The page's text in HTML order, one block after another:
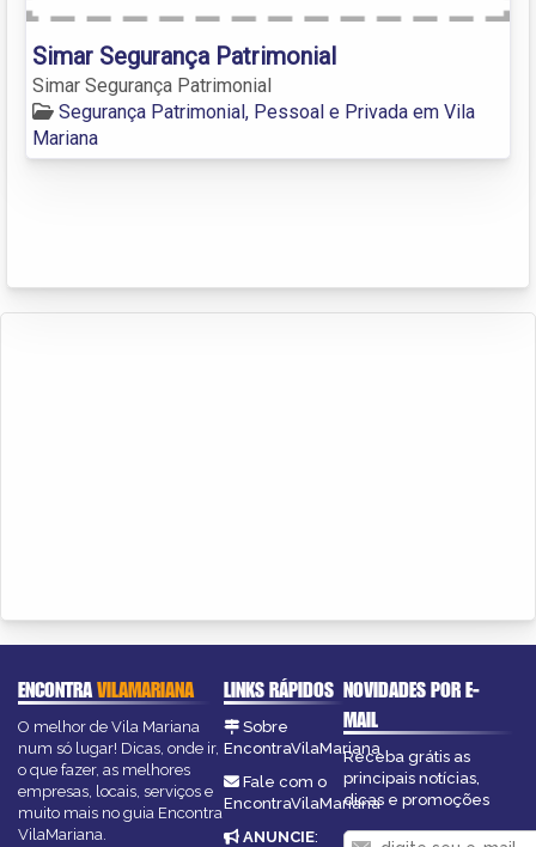
Simar Segurança Patrimonial
Simar Segurança Patrimonial
Segurança Patrimonial, Pessoal e Privada em Vila
Mariana
ENCONTRAVILAMARIANA
O melhor de Vila Mariana
num só lugar! Dicas, onde ir,
o que fazer, as melhores
empresas, locais, serviços e
muito mais no guia Encontra
VilaMariana.
LINKS RÁPIDOS
Sobre
EncontraVilaMariana
Fale com o
EncontraVilaMariana
ANUNCIE:
NOVIDADES POR E-
MAIL
Receba grátis as
principais notícias,
dicas e promoções